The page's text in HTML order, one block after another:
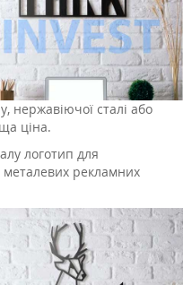
нержавіючої сталі або
ціна.
логотип для
металевих рекламних